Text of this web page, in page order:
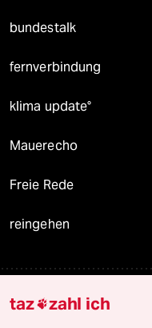
bundestalk
fernverbindung
klima update°
Mauerecho
Freie Rede
reingehen
Newsletter
taz zahl ich